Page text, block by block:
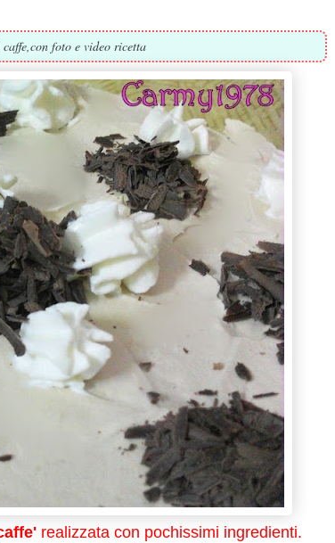
foto e video ricetta
realizzata con pochissimi ingredienti.